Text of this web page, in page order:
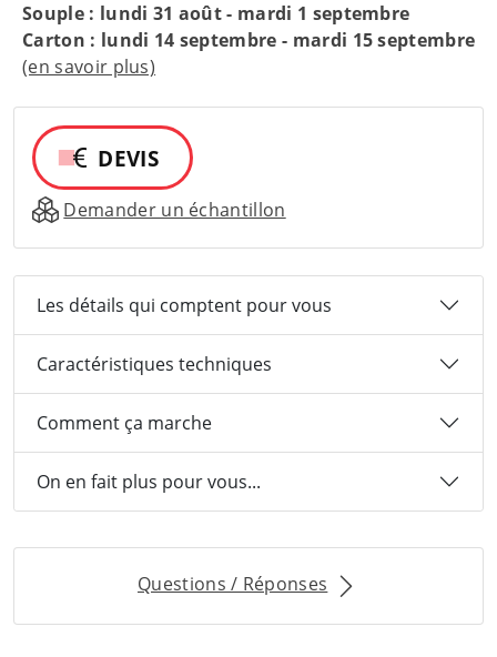
Souple : lundi 31 août - mardi 1 septembre
Carton : lundi 14 septembre - mardi 15 septembre
(en savoir plus)
DEVIS
Demander un échantillon
Les détails qui comptent pour vous
Caractéristiques techniques
Comment ça marche
On en fait plus pour vous...
Questions / Réponses